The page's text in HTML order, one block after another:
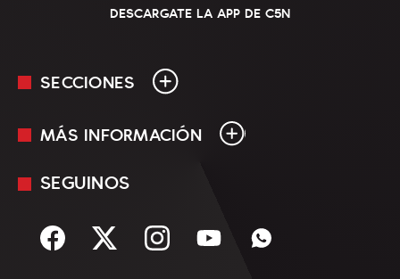
DESCARGATE LA APP DE C5N
SECCIONES
En Vivo
Sociedad
MÁS INFORMACIÓN
Mediakit
Términos y condiciones
SEGUINOS